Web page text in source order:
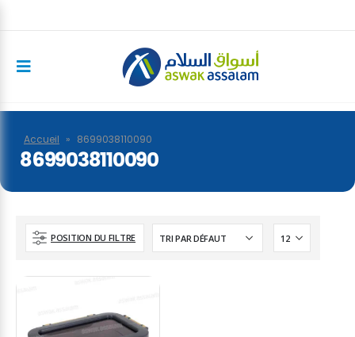
Accueil » 8699038110090
8699038110090
POSITION DU FILTRE